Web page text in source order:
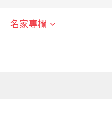
名家專欄